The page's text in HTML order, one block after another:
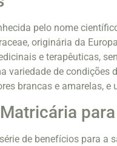
pelo nome
originária da
e terapêuticas,
variedade de condições
brancas e amarelas, e
de benefícios para a